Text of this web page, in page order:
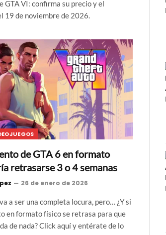
GTA VI: confirma su precio y el
19 de noviembre de 2026.
de GTA 6 en formato
retrasarse 3 o 4 semanas
26 de enero de 2026
a ser una completa locura, pero… ¿Y si
en formato físico se retrasa para que
de nada? Click aquí y entérate de lo